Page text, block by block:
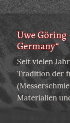
Uwe Göring
Germany“
Seit vielen
Tradition der
Materialien